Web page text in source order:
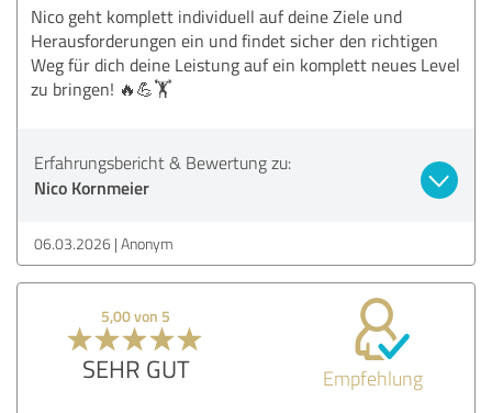
Nico geht komplett individuell auf deine Ziele und
Herausforderungen ein und findet sicher den richtigen
Weg für dich deine Leistung auf ein komplett neues Level
zu bringen! 🔥💪🏋
Erfahrungsbericht & Bewertung zu:
Nico Kornmeier
06.03.2026 Anonym
5,00 von 5
SEHR GUT Empfehlung